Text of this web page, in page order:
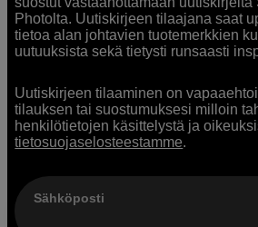
Photolta. Uutiskirjeen tilaajana saat
tietoa alan johtavien tuotemerkkien
uutuuksista sekä tietysti runsaasti
Uutiskirjeen tilaaminen on
tilauksen tai suostumuksesi milloin
henkilötietojen käsittelystä ja
tietosuojaselosteestamme.
Sähköposti